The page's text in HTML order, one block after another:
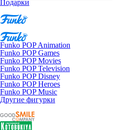
Подарки
Funko POP Animation
Funko POP Games
Funko POP Movies
Funko POP Television
Funko POP Disney
Funko POP Heroes
Funko POP Music
Другие фигурки